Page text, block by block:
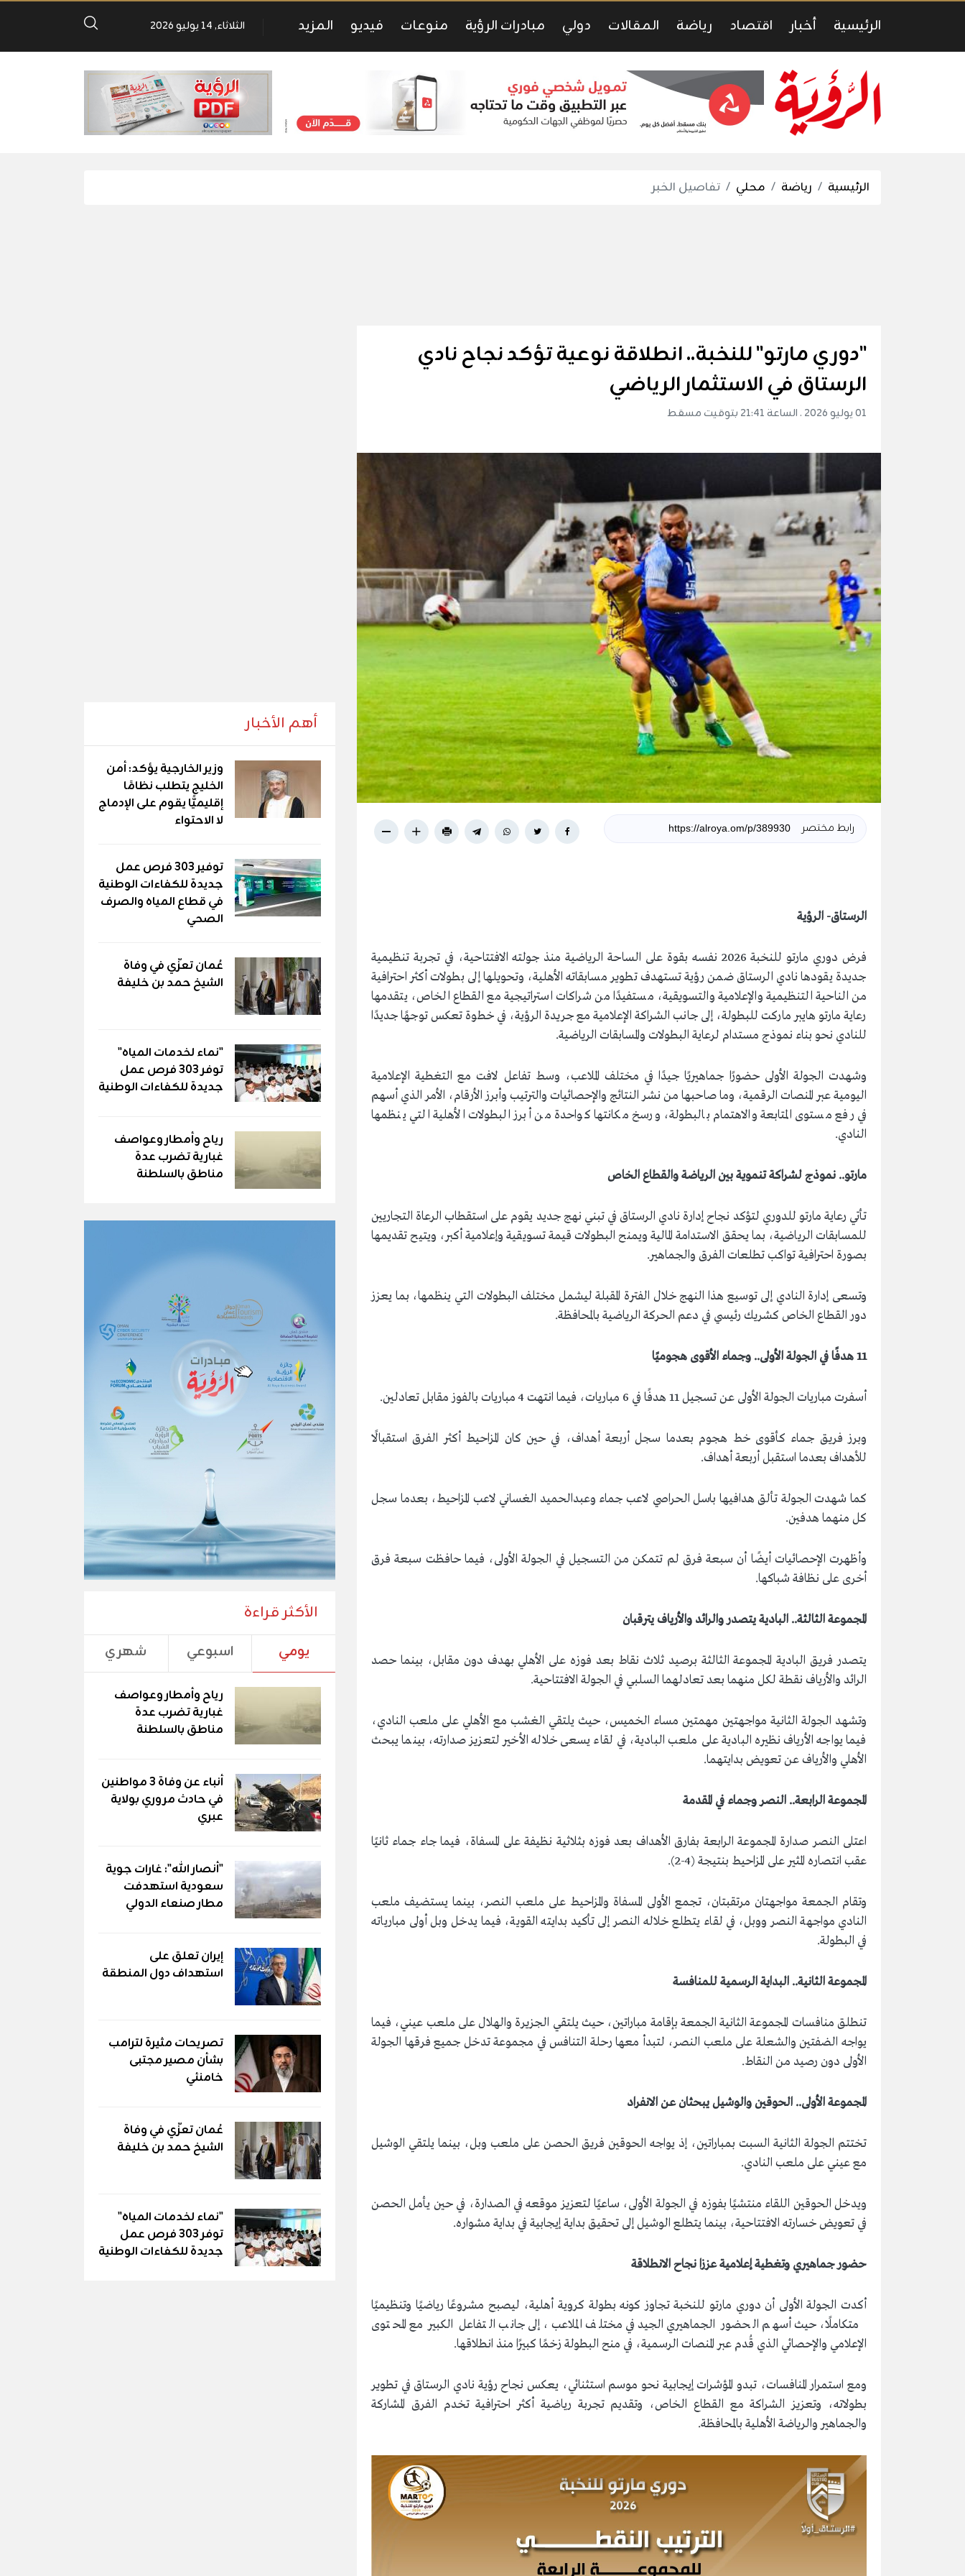
الرئيسية أخبار اقتصاد رياضة المقالات دولي مبادرات الرؤية منوعات فيديو المزيد الثلاثاء, 14 يوليو 2026
الرئيسية رياضة محلي تفاصيل الخبر
"دوري مارتو" للنخبة.. انطلاقة نوعية تؤكد نجاح نادي
الرستاق في الاستثمار الرياضي
01 يوليو 2026 . الساعة 21:41 بتوقيت مسقط
رابط مختصر
الرستاق- الرؤية
فرض دوري مارتو للنخبة 2026 نفسه بقوة على الساحة الرياضية منذ جولته الافتتاحية، في تجربة تنظيمية
جديدة يقودها نادي الرستاق ضمن رؤية تستهدف تطوير مسابقاته الأهلية، وتحويلها إلى بطولات أكثر احترافية
من الناحية التنظيمية والإعلامية والتسويقية، مستفيدًا من شراكات استراتيجية مع القطاع الخاص، يتقدمها
رعاية مارتو هايبر ماركت للبطولة، إلى جانب الشراكة الإعلامية مع جريدة الرؤية، في خطوة تعكس توجهًا جديدًا
للنادي نحو بناء نموذج مستدام لرعاية البطولات والمسابقات الرياضية.
وشهدت الجولة الأولى حضورًا جماهيريًا جيدًا في مختلف الملاعب، وسط تفاعل لافت مع التغطية الإعلامية
اليومية عبر المنصات الرقمية، وما صاحبها من نشر النتائج والإحصائيات والترتيب وأبرز الأرقام، الأمر الذي أسهم
في رفع مستوى المتابعة والاهتمام بالبطولة، ورسخ مكانتها كواحدة من أبرز البطولات الأهلية التي ينظمها
النادي.
مارتو.. نموذج لشراكة تنموية بين الرياضة والقطاع الخاص
تأتي رعاية مارتو للدوري لتؤكد نجاح إدارة نادي الرستاق في تبني نهج جديد يقوم على استقطاب الرعاة التجاريين
للمسابقات الرياضية، بما يحقق الاستدامة المالية ويمنح البطولات قيمة تسويقية وإعلامية أكبر، ويتيح تقديمها
بصورة احترافية تواكب تطلعات الفرق والجماهير.
وتسعى إدارة النادي إلى توسيع هذا النهج خلال الفترة المقبلة ليشمل مختلف البطولات التي ينظمها، بما يعزز
دور القطاع الخاص كشريك رئيسي في دعم الحركة الرياضية بالمحافظة.
11 هدفًا في الجولة الأولى.. وجماء الأقوى هجوميًا
أسفرت مباريات الجولة الأولى عن تسجيل 11 هدفًا في 6 مباريات، فيما انتهت 4 مباريات بالفوز مقابل تعادلين.
وبرز فريق جماء كأقوى خط هجوم بعدما سجل أربعة أهداف، في حين كان المزاحيط أكثر الفرق استقبالًا
للأهداف بعدما استقبل أربعة أهداف.
كما شهدت الجولة تألق هدافيها باسل الحراصي لاعب جماء وعبدالحميد الغساني لاعب المزاحيط، بعدما سجل
كل منهما هدفين.
وأظهرت الإحصائيات أيضًا أن سبعة فرق لم تتمكن من التسجيل في الجولة الأولى، فيما حافظت سبعة فرق
أخرى على نظافة شباكها.
المجموعة الثالثة.. البادية يتصدر والرائد والأرياف يترقبان
يتصدر فريق البادية المجموعة الثالثة برصيد ثلاث نقاط بعد فوزه على الأهلي بهدف دون مقابل، بينما حصد
الرائد والأرياف نقطة لكل منهما بعد تعادلهما السلبي في الجولة الافتتاحية.
وتشهد الجولة الثانية مواجهتين مهمتين مساء الخميس، حيث يلتقي الغشب مع الأهلي على ملعب النادي،
فيما يواجه الأرياف نظيره البادية على ملعب البادية، في لقاء يسعى خلاله الأخير لتعزيز صدارته، بينما يبحث
الأهلي والأرياف عن تعويض بدايتهما.
المجموعة الرابعة.. النصر وجماء في المقدمة
اعتلى النصر صدارة المجموعة الرابعة بفارق الأهداف بعد فوزه بثلاثية نظيفة على المسفاة، فيما جاء جماء ثانيًا
عقب انتصاره المثير على المزاحيط بنتيجة (4-2).
وتقام الجمعة مواجهتان مرتقبتان، تجمع الأولى المسفاة والمزاحيط على ملعب النصر، بينما يستضيف ملعب
النادي مواجهة النصر ووبل، في لقاء يتطلع خلاله النصر إلى تأكيد بدايته القوية، فيما يدخل وبل أولى مبارياته
في البطولة.
المجموعة الثانية.. البداية الرسمية للمنافسة
تنطلق منافسات المجموعة الثانية الجمعة بإقامة مباراتين، حيث يلتقي الجزيرة والهلال على ملعب عيني، فيما
يواجه الضفتين والشعلة على ملعب النصر، لتبدأ معها رحلة التنافس في مجموعة تدخل جميع فرقها الجولة
الأولى دون رصيد من النقاط.
المجموعة الأولى.. الحوقين والوشيل يبحثان عن الانفراد
تختتم الجولة الثانية السبت بمباراتين، إذ يواجه الحوقين فريق الحصن على ملعب وبل، بينما يلتقي الوشيل
مع عيني على ملعب النادي.
ويدخل الحوقين اللقاء منتشيًا بفوزه في الجولة الأولى، ساعيًا لتعزيز موقعه في الصدارة، في حين يأمل الحصن
في تعويض خسارته الافتتاحية، بينما يتطلع الوشيل إلى تحقيق بداية إيجابية في بداية مشواره.
حضور جماهيري وتغطية إعلامية عززا نجاح الانطلاقة
أكدت الجولة الأولى أن دوري مارتو للنخبة تجاوز كونه بطولة كروية أهلية، ليصبح مشروعًا رياضيًا وتنظيميًا
متكاملًا، حيث أسهم الحضور الجماهيري الجيد في مختلف الملاعب، إلى جانب التفاعل الكبير مع المحتوى
الإعلامي والإحصائي الذي قُدم عبر المنصات الرسمية، في منح البطولة زخمًا كبيرًا منذ انطلاقها.
ومع استمرار المنافسات، تبدو المؤشرات إيجابية نحو موسم استثنائي، يعكس نجاح رؤية نادي الرستاق في تطوير
بطولاته، وتعزيز الشراكة مع القطاع الخاص، وتقديم تجربة رياضية أكثر احترافية تخدم الفرق المشاركة
والجماهير والرياضة الأهلية بالمحافظة.
أهم الأخبار
وزير الخارجية يؤكد: أمن
الخليج يتطلب نظامًا
إقليميًّا يقوم على الإدماج
لا الاحتواء
توفير 303 فرص عمل
جديدة للكفاءات الوطنية
في قطاع المياه والصرف
الصحي
عُمان تعزّي في وفاة
الشيخ حمد بن خليفة
"نماء لخدمات المياه"
توفر 303 فرص عمل
جديدة للكفاءات الوطنية
رياح وأمطار وعواصف
غبارية تضرب عدة
مناطق بالسلطنة
الأكثر قراءة
يومي اسبوعي شهري
رياح وأمطار وعواصف
غبارية تضرب عدة
مناطق بالسلطنة
أنباء عن وفاة 3 مواطنين
في حادث مروري بولاية
عبري
"أنصار الله": غارات جوية
سعودية استهدفت
مطار صنعاء الدولي
إيران تعلق على
استهداف دول المنطقة
تصريحات مثيرة لترامب
بشأن مصير مجتبى
خامنئي
عُمان تعزّي في وفاة
الشيخ حمد بن خليفة
"نماء لخدمات المياه"
توفر 303 فرص عمل
جديدة للكفاءات الوطنية